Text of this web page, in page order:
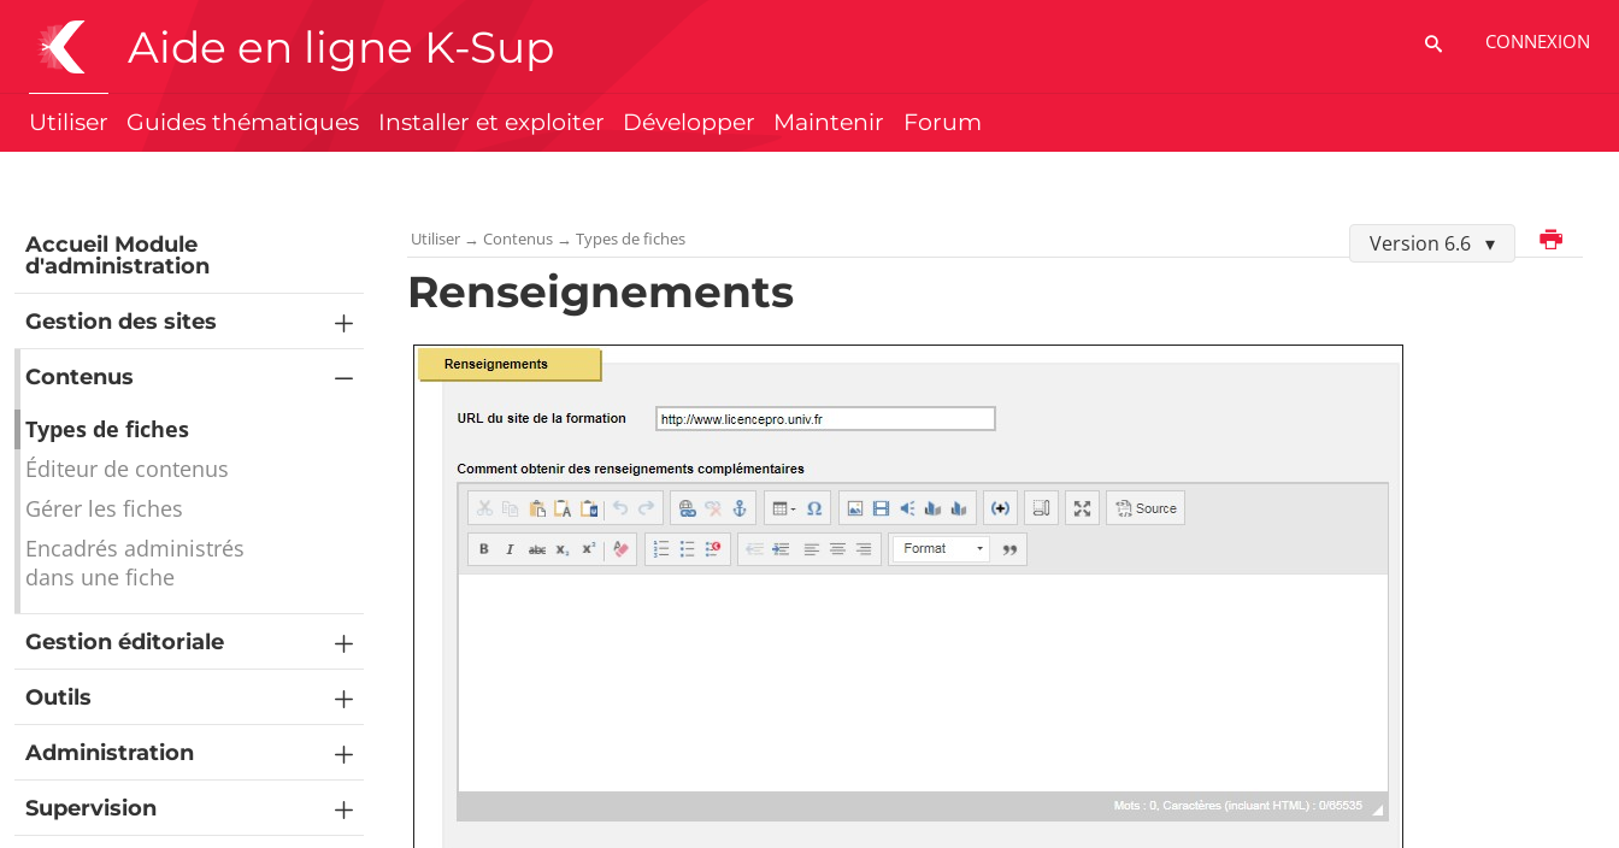
Aide en ligne K-Sup CONNEXION
Utiliser Guides thématiques Installer et exploiter Développer Maintenir Forum
Accueil Module
d'administration
Gestion des sites
Contenus
Types de fiches
Éditeur de contenus
Gérer les fiches
Encadrés administrés
dans une fiche
Gestion éditoriale
Outils
Administration
Supervision
Version 6.6Imprimer
Utiliser →Contenus →Types de fiches
Renseignements